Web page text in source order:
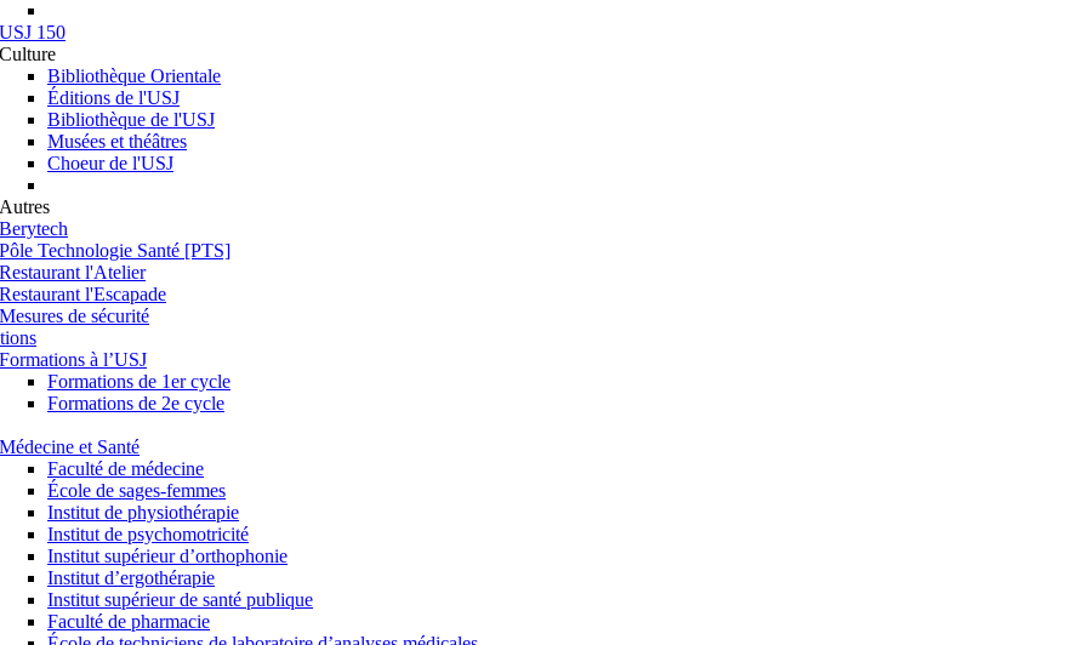
USJ 150
Culture
Bibliothèque Orientale
Éditions de l'USJ
Bibliothèque de l'USJ
Musées et théâtres
Choeur de l'USJ
Autres
Berytech
Pôle Technologie Santé [PTS]
Restaurant l'Atelier
Restaurant l'Escapade
Mesures de sécurité
Formations à l’USJ
Formations de 1er cycle
Formations de 2e cycle
Médecine et Santé
Faculté de médecine
École de sages-femmes
Institut de physiothérapie
Institut de psychomotricité
Institut supérieur d’orthophonie
Institut d’ergothérapie
Institut supérieur de santé publique
Faculté de pharmacie